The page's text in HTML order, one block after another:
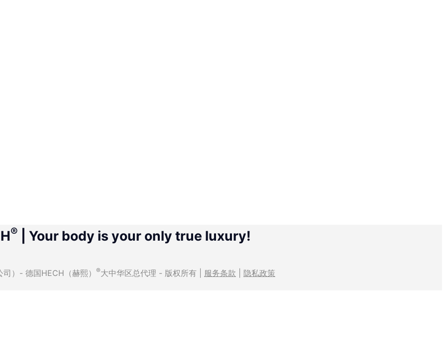
® | Your body is your only true luxury!
）- 德国HECH（赫熙） ®大中华区总代理 - 版权所有 | 服务条款 隐私政策